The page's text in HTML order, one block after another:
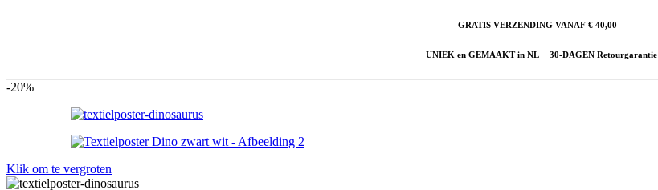
GRATIS VERZENDING VANAF € 40,00
UNIEK en GEMAAKT in NL 30-DAGEN Retourgarantie
-20%
Klik om te vergroten